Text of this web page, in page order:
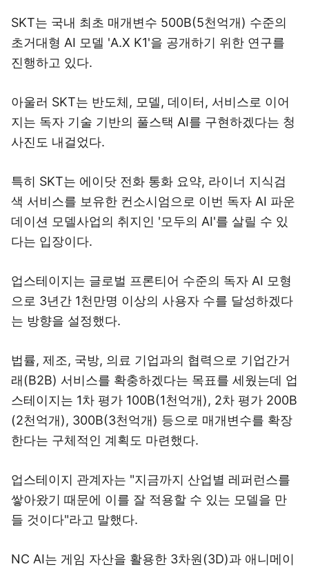
SKT는 국내 최초 매개변수 500B(5천억개) 수준의
초거대형 AI 모델 'A.X K1'을 공개하기 위한 연구를
진행하고 있다.
아울러 SKT는 반도체, 모델, 데이터, 서비스로 이어
지는 독자 기술 기반의 풀스택 AI를 구현하겠다는 청
사진도 내걸었다.
특히 SKT는 에이닷 전화 통화 요약, 라이너 지식검
색 서비스를 보유한 컨소시엄으로 이번 독자 AI 파운
데이션 모델사업의 취지인 '모두의 AI'를 살릴 수 있
다는 입장이다.
업스테이지는 글로벌 프론티어 수준의 독자 AI 모형
으로 3년간 1천만명 이상의 사용자 수를 달성하겠다
는 방향을 설정했다.
법률, 제조, 국방, 의료 기업과의 협력으로 기업간거
래(B2B) 서비스를 확충하겠다는 목표를 세웠는데 업
스테이지는 1차 평가 100B(1천억개), 2차 평가 200B
(2천억개), 300B(3천억개) 등으로 매개변수를 확장
한다는 구체적인 계획도 마련했다.
업스테이지 관계자는 "지금까지 산업별 레퍼런스를
쌓아왔기 때문에 이를 잘 적용할 수 있는 모델을 만
들 것이다"라고 말했다.
NC AI는 게임 자산을 활용한 3차원(3D)과 애니메이